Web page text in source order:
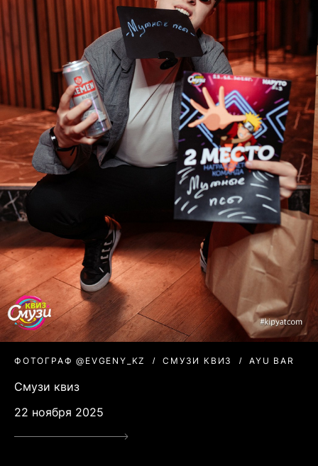
ФОТОГРАФ @EVGENY_KZ СМУЗИ КВИЗ AYU BAR
Смузи квиз
22 ноября 2025